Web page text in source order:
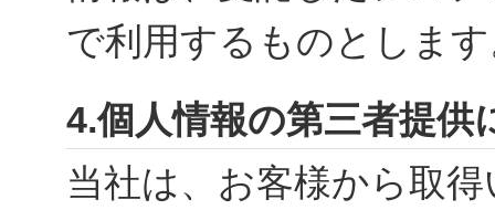
で利用するものとしま
4.個人情報の第三者提供
当社は、お客様から取